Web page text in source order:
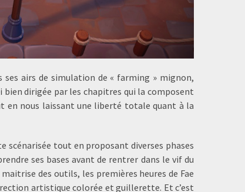
ses airs de simulation de « farming » mignon,
bien dirigée par les chapitres qui la composent
en nous laissant une liberté totale quant à la
scénarisée tout en proposant diverses phases
ses bases avant de rentrer dans le vif du
des outils, les premières heures de Fae
artistique colorée et guillerette. Et c’est